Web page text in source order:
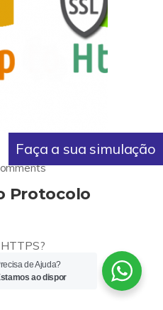
Faça a sua simulação
Protocolo
de Ajuda?
ao dispor